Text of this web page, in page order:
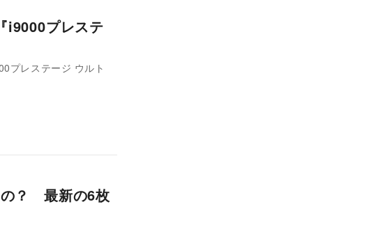
i9000プレステ
プレステージ ウルト
の？ 最新の6枚